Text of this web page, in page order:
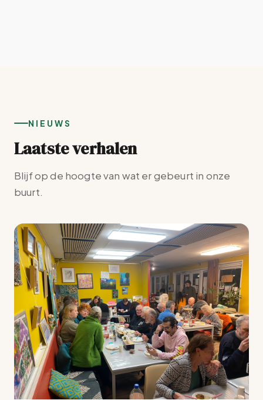
NIEUWS
Laatste verhalen
Blijf op de hoogte van wat er gebeurt in onze
buurt.